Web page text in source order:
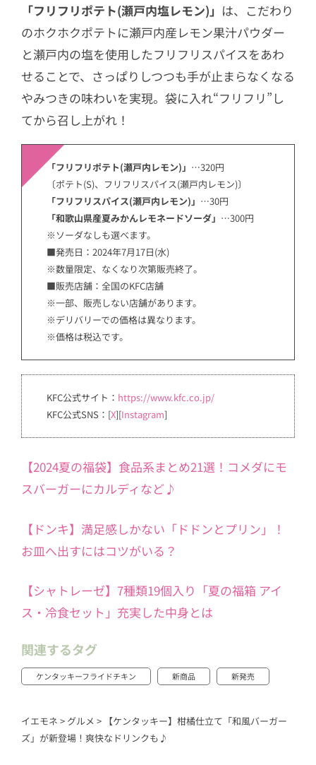
「フリフリポテト(瀬戸内塩レモン)」 は、こだわり
のホクホクポテトに瀬戸内産レモン果汁パウダー
と瀬戸内の塩を使用したフリフリスパイスをあわ
せることで、さっぱりしつつも手が止まらなくなる
やみつきの味わいを実現。袋に入れ“フリフリ”し
てから召し上がれ！
「フリフリポテト(瀬戸内レモン)」 …320円
〔ポテト(S)、フリフリスパイス(瀬戸内レモン)〕
「フリフリスパイス(瀬戸内レモン)」 …30円
「和歌山県産夏みかんレモネードソーダ」 …300円
※ソーダなしも選べます。
■発売日：2024年7月17日(水)
※数量限定、なくなり次第販売終了。
■販売店舗：全国のKFC店舗
※一部、販売しない店舗があります。
※デリバリーでの価格は異なります。
※価格は税込です。
KFC公式サイト： https://www.kfc.co.jp/
KFC公式SNS：[X][Instagram]
【2024夏の福袋】食品系まとめ21選！コメダにモ
スバーガーにカルディなど♪
【ドンキ】満足感しかない「ドドンとプリン」！
お皿へ出すにはコツがいる？
【シャトレーゼ】7種類19個入り「夏の福箱 アイ
ス・冷食セット」充実した中身とは
関連するタグ
ケンタッキーフライドチキン 新商品 新発売
イエモネ > グルメ > 【ケンタッキー】柑橘仕立て「和風バーガー
ズ」が新登場！爽快なドリンクも♪